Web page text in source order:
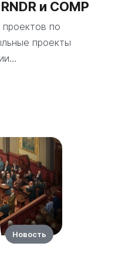
и COMP
по
проекты
Новость